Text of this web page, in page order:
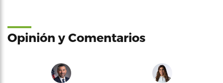
Opinión y Comentarios